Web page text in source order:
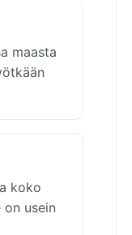
maasta
koko
usein